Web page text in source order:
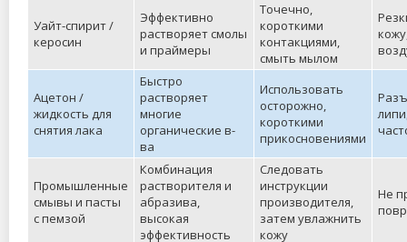
Уайт-спирит /
керосин
Эффективно
растворяет смолы
и праймеры
Точечно,
короткими
контакциями,
смыть мылом
Ацетон /
жидкость для
снятия лака
Быстро
растворяет
многие
органические в-
ва
Использовать
осторожно,
короткими
прикосновениями
Промышленные
смывы и пасты
с пемзой
Комбинация
растворителя и
абразива,
высокая
эффективность
Следовать
инструкции
производителя,
затем увлажнить
кожу
Не